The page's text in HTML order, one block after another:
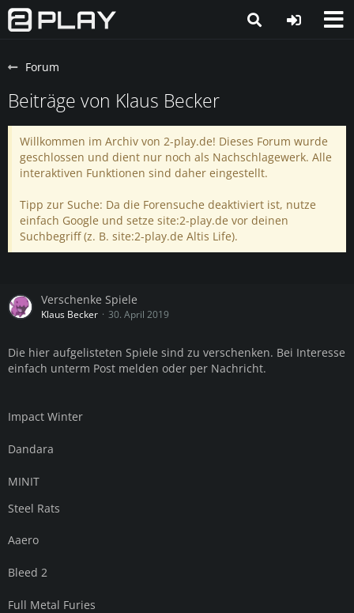
Forum
Beiträge von Klaus Becker
Willkommen im Archiv von 2-play.de! Dieses Forum wurde
geschlossen und dient nur noch als Nachschlagewerk. Alle
interaktiven Funktionen sind daher eingestellt.
Tipp zur Suche: Da die Forensuche deaktiviert ist, nutze
einfach Google und setze site:2-play.de vor deinen
Suchbegriff (z. B. site:2-play.de Altis Life).
Verschenke Spiele
Klaus Becker 30. April 2019
Die hier aufgelisteten Spiele sind zu verschenken. Bei Interesse
einfach unterm Post melden oder per Nachricht.
Impact Winter
Dandara
MINIT
Steel Rats
Aaero
Bleed 2
Full Metal Furies